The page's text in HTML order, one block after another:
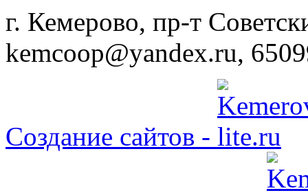
г. Кемерово, пр-т
kemcoop@yandex.ru,
Создание сайтов -